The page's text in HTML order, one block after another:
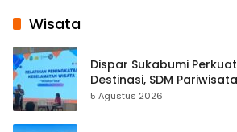
Wisata
Dispar Sukabumi
Destinasi, SDM
hingga Teknik Evakuasi
5 Agustus 2026